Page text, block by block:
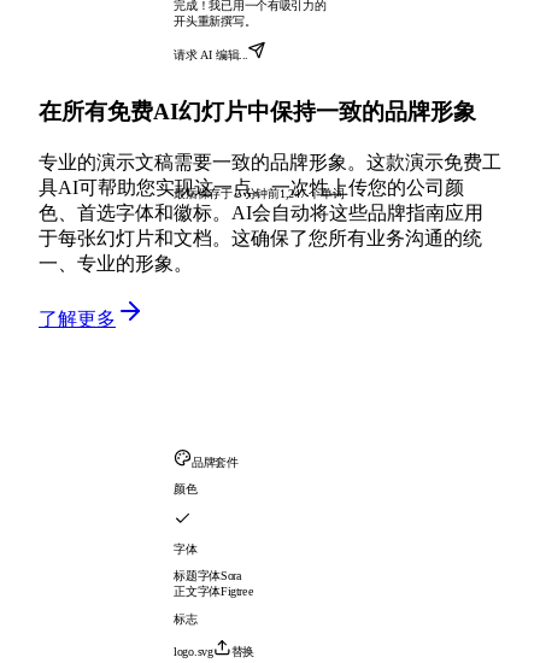
完成！我已用一个有吸引力的
开头重新撰写。
请求 AI 编辑...
最后保存于 2 分钟前1,247 个单词
在所有免费AI幻灯片中保持一致的品牌形象
专业的演示文稿需要一致的品牌形象。这款演示免费工
具AI可帮助您实现这一点。一次性上传您的公司颜
色、首选字体和徽标。AI会自动将这些品牌指南应用
于每张幻灯片和文档。这确保了您所有业务沟通的统
一、专业的形象。
了解更多
品牌套件
颜色
字体
标题字体Sora
正文字体Figtree
标志
logo.svg
替换